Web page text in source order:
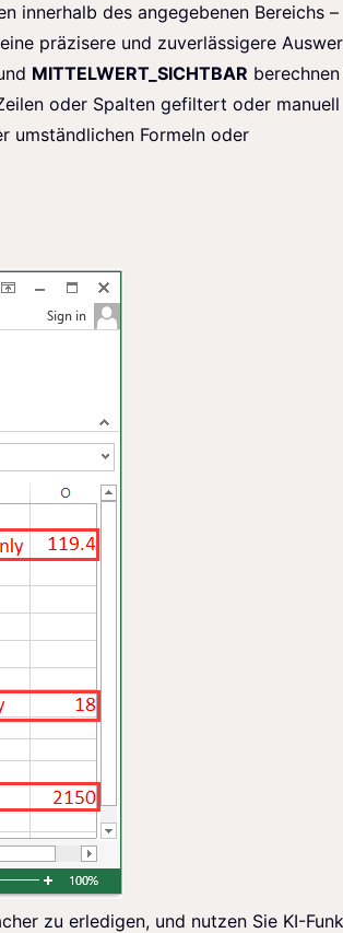
innerhalb des angegebenen Bereichs –
präzisere und zuverlässigere
MITTELWERT_SICHTBAR
oder Spalten gefiltert oder manuell
umständlichen Formeln oder
zu erledigen, und nutzen Sie KI-